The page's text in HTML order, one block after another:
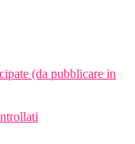
(da pubblicare in